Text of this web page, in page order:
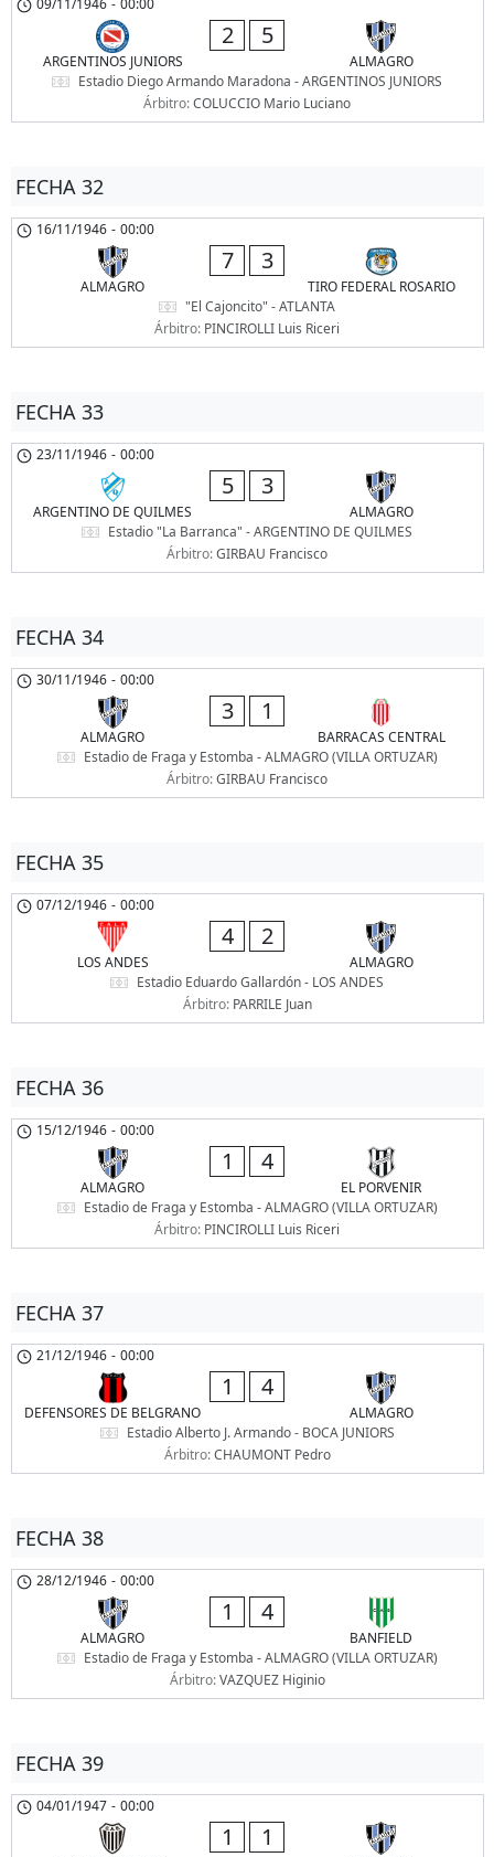
ARGENTINOS JUNIORS
2 5
ALMAGRO
Estadio Diego Armando Maradona - ARGENTINOS JUNIORS
Árbitro:COLUCCIO Mario Luciano
FECHA 32
16/11/1946 - 00:00
ALMAGRO
7 3
TIRO FEDERAL ROSARIO
"El Cajoncito" - ATLANTA
Árbitro: PINCIROLLI Luis Riceri
FECHA 33
23/11/1946 - 00:00
ARGENTINO DE QUILMES
5 3
ALMAGRO
Estadio "La Barranca" - ARGENTINO DE QUILMES
Árbitro:GIRBAU Francisco
FECHA 34
30/11/1946 - 00:00
ALMAGRO
3 1
BARRACAS CENTRAL
Estadio de Fraga y Estomba - ALMAGRO (VILLA ORTUZAR)
Árbitro:GIRBAU Francisco
FECHA 35
07/12/1946 - 00:00
LOS ANDES
4 2
ALMAGRO
Estadio Eduardo Gallardón - LOS ANDES
Árbitro: PARRILE Juan
FECHA 36
15/12/1946 - 00:00
ALMAGRO
1 4
EL PORVENIR
Estadio de Fraga y Estomba - ALMAGRO (VILLA ORTUZAR)
Árbitro: PINCIROLLI Luis Riceri
FECHA 37
21/12/1946 - 00:00
DEFENSORES DE BELGRANO
1 4
ALMAGRO
Estadio Alberto J. Armando - BOCA JUNIORS
Árbitro:CHAUMONT Pedro
FECHA 38
28/12/1946 - 00:00
ALMAGRO
1 4
BANFIELD
Estadio de Fraga y Estomba - ALMAGRO (VILLA ORTUZAR)
Árbitro:VAZQUEZ Higinio
FECHA 39
04/01/1947 - 00:00
1 1